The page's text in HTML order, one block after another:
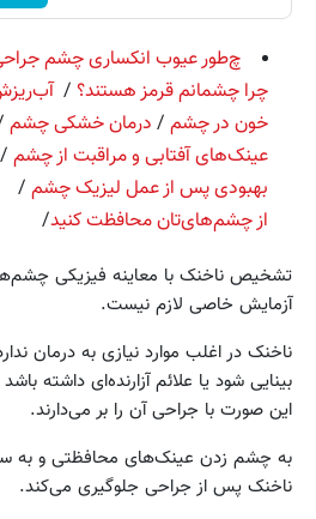
چطور عیوب انکساری چشم
چرا چشمانم قرمز هستند؟ /
خون در چشم / درمان خشکی چشم
عینک‌های آفتابی و مراقبت از چشم /
بهبودی پس از عمل لیزیک چشم /
از چشم‌های‌تان محافظت کنید/
تشخیص ناخنک با معاینه فیزیکی
آزمایش خاصی لازم نیست.
ناخنک در اغلب موارد نیازی به درمان
بینایی شود یا علائم آزارنده‌ای داشته
این صورت با جراحی آن را بر می‌دارند.
به چشم زدن عینک‌های محافظتی و به سر
ناخنک پس از جراحی جلوگیری می‌کند.